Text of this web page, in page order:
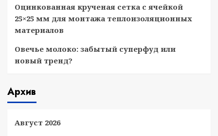
Оцинкованная крученая сетка с ячейкой
25×25 мм для монтажа теплоизоляционных
материалов
Овечье молоко: забытый суперфуд или
новый тренд?
Архив
Август 2026